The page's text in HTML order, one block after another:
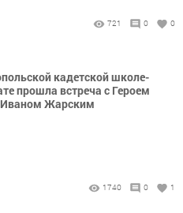
721 0 0
кадетской школе-
прошла встреча с Героем
Иваном Жарским
1740 0 1